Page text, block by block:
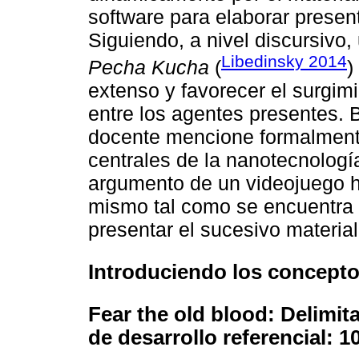
software para elaborar
Siguiendo, a nivel
Pecha Kucha (Libedinsky 2014)
extenso y favorecer el
entre los agentes presentes.
docente mencione
centrales de la
argumento de un videojuego
mismo tal como se
presentar el sucesivo
Introduciendo los
Fear the old blood:
de desarrollo referencial: